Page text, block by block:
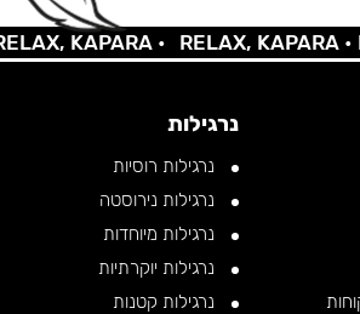
KAPARA • RELAX, KAPARA •
נרגילות
נרגילות רוסיות
נרגילות נירוסטה
נרגילות מיוחדות
נרגילות יוקרתיות
נרגילות קטנות